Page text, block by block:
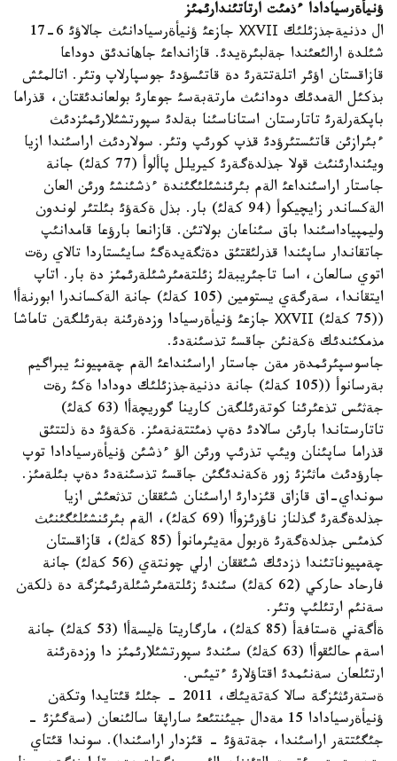
ؤنيأةرسيادادا ءذمئت ارتاتئندارئمئز
ال دذنيةجذزئلئك ХХVІІ جازعئ ؤنيأةرسيادانئث جالاؤئ 6-17
شئلدة ارالئعئندا جةلبئرةيدئ. قازانداعئ جاهاندئق دوداعا
قازاقستان اؤئر اتلةتتةرئ دة قاتئسؤدئ جوسپارلاپ وتئر. اتالمئش
بذكئل الةمدئك دودانئث مارتةبةسئ جوعارئ بولعاندئقتان، قذراما
باپكةرلةرئ تاتارستان استاناسئنا بةلدئ سپورتشئلارئمئزدئث
ءبئرازئن قاتئستئرؤدئ قذپ كورئپ وتئر. سولاردئث اراسئندا ازيا
ويئندارئنئث قولا جذلدةگةرئ كيريلل پاألوأ (77 كةلئ) جانة
جاستار اراسئنداعئ الةم بئرئنشئلئگئندة ءذشئنشئ ورئن العان
الةكساندر زايچيكوأ (94 كةلئ) بار. بذل ةكةؤئ بئلتئر لوندون
وليمپياداسئندا باق سئناعان بولاتئن. قازانعا بارؤعا قامدانئپ
جاتقاندار ساپئندا قذرلئقتئق دةثگةيدةگئ سايئستاردا تالاي رةت
اتوي سالعان، اسا تاجئريبةلئ زئلتةمئرشئلةرئمئز دة بار. اتاپ
ايتقاندا، سةرگةي يستومين (105 كةلئ) جانة الةكساندرا ابورنةأا
((75 كةلئ) ХХVІІ جازعئ ؤنيأةرسيادا وزدةرئنة بةرئلگةن تاماشا
مذمكئندئك ةكةنئن جاقسئ تذسئنةدئ.
جاسوسپئرئمدةر مةن جاستار اراسئنداعئ الةم چةمپيونئ يبراگيم
بةرسانوأ ((105 كةلئ) جانة دذنيةجذزئلئك دودادا ةكئ رةت
جةثئس تذعئرئنا كوتةرئلگةن كارينا گوريچةأا (63 كةلئ)
تاتارستاندا بارئن سالادئ دةپ ذمئتتةنةمئز. ةكةؤئ دة ذلتتئق
قذراما ساپئنان ويئپ تذرئپ ورئن الؤ ءذشئن ؤنيأةرسيادادا توپ
جارؤدئث ماثئزئ زور ةكةندئگئن جاقسئ تذسئنةدئ دةپ بئلةمئز.
سونداي-اق قازاق قئزدارئ اراسئنان شئققان تذثعئش ازيا
جذلدةگةرئ گذلناز ناؤرئزوأا (69 كةلئ)، الةم بئرئنشئلئگئنئث
كذمئس جذلدةگةرئ ةربول مةيئرمانوأ (85 كةلئ)، قازاقستان
چةمپيوناتئندا ذزدئك شئققان ارلي چونتةي (56 كةلئ) جانة
فارحاد حاركي (62 كةلئ) سئندئ زئلتةمئرشئلةرئمئزگة دة ذلكةن
سةنئم ارتئلئپ وتئر.
ةأگةني ةستافةأ (85 كةلئ)، مارگاريتا ةليسةأا (53 كةلئ) جانة
اسةم حالئقوأا (63 كةلئ) سئندئ سپورتشئلارئمئز دا وزدةرئنة
ارتئلعان سةنئمدئ اقتاؤلارئ ءتيئس.
ةستةرئثئزگة سالا كةتةيئك، 2011 - جئلئ قئتايدا وتكةن
ؤنيأةرسيادادا 15 مةدال جيئنتئعئ ساراپقا سالئنعان (سةگئزئ -
جئگئتتةر اراسئندا، جةتةؤئ - قئزدار اراسئندا). سوندا قئتاي